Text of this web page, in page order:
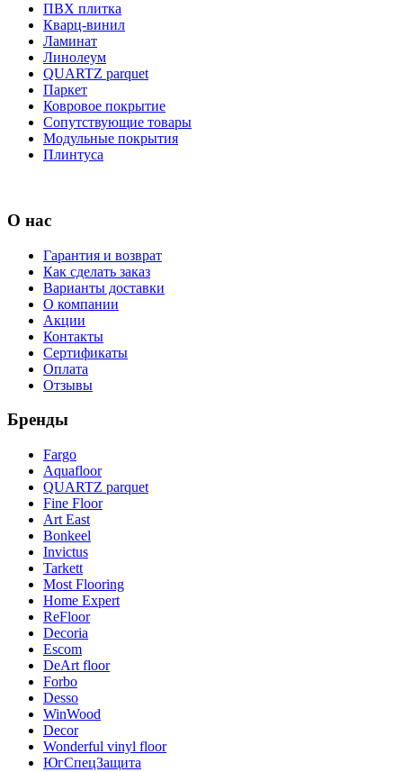
ПВХ плитка
Кварц-винил
Ламинат
Линолеум
QUARTZ parquet
Паркет
Ковровое покрытие
Сопутствующие товары
Модульные покрытия
Плинтуса
О нас
Гарантия и возврат
Как сделать заказ
Варианты доставки
О компании
Акции
Контакты
Сертификаты
Оплата
Отзывы
Бренды
Fargo
Aquafloor
QUARTZ parquet
Fine Floor
Art East
Bonkeel
Invictus
Tarkett
Most Flooring
Home Expert
ReFloor
Decoria
Escom
DeArt floor
Forbo
Desso
WinWood
Decor
Wonderful vinyl floor
ЮгСпецЗащита